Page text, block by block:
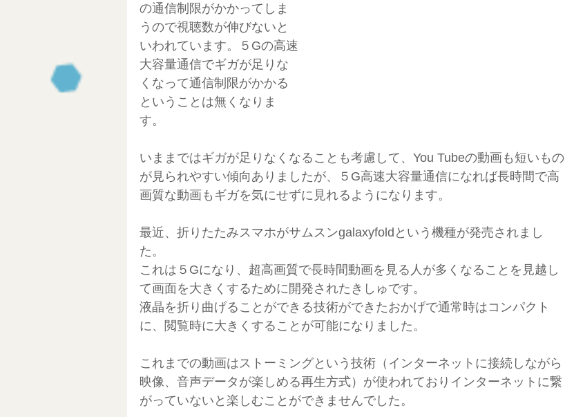
NFT始め方 ブロックチェーン
の通信制限がかかってしま
うので視聴数が伸びないと
いわれています。５Gの高速
大容量通信でギガが足りな
くなって通信制限がかかる
ということは無くなりま
す。
いままではギガが足りなくなることも考慮して、You Tubeの動画も短いもの
が見られやすい傾向ありましたが、５G高速大容量通信になれば長時間で高
画質な動画もギガを気にせずに見れるようになります。
最近、折りたたみスマホがサムスンgalaxyfoldという機種が発売されまし
た。
これは５Gになり、超高画質で長時間動画を見る人が多くなることを見越し
て画面を大きくするために開発されたきしゅです。
液晶を折り曲げることができる技術ができたおかげで通常時はコンパクト
に、閲覧時に大きくすることが可能になりました。
これまでの動画はストーミングという技術（インターネットに接続しながら
映像、音声データが楽しめる再生方式）が使われておりインターネットに繋
がっていないと楽しむことができませんでした。